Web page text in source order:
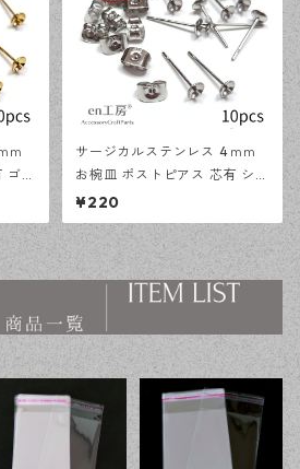
ｍ
ー
ッ
ピア
工
サージカルステンレス 4ｍｍ
お椀皿 ポストピアス 芯有 シル
バー 10ピース 316刻印キャッ
チセット アレルギー対応 ピア
ス ハンドメイド資材 【en工
房】
¥220